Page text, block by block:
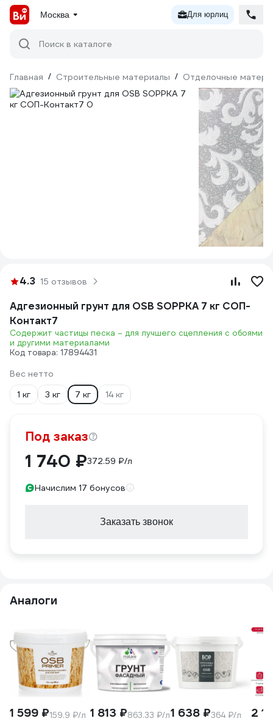
Москва Для юрлиц
Поиск в каталоге
Главная / Строительные материалы / Отделочные
4.3 15 отзывов
Адгезионный грунт для OSB SOPPKA 7 кг СОП-
Контакт7
Содержит частицы песка – для лучшего сцепления с обоями
и другими материалами
Код товара: 17894431
Вес нетто
1 кг
3 кг 7 кг 14 кг
Под заказ
1 740 ₽372.59 ₽/л
Начислим 17 бонусов
Заказать звонок
Аналоги
1 599 ₽159.9 ₽/л 1 813 ₽863.33 ₽/л1 638 ₽364 ₽/л 2